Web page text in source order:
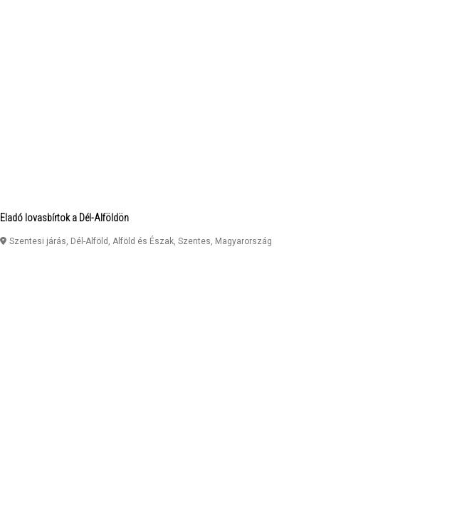
Eladó lovasbírtok a Dél-Alföldön
Szentesi járás, Dél-Alföld, Alföld és Észak ,Szentes Magyarország